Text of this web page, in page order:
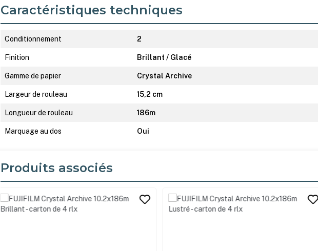
Caractéristiques techniques
Conditionnement 2
Finition Brillant / Glacé
Gamme de papier Crystal Archive
Largeur de rouleau 15,2 cm
Longueur de rouleau 186m
Marquage au dos Oui
Produits associés
Ignorer la galerie de produits